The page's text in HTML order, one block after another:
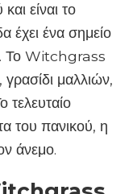
είναι το
έχει ένα σημείο
Το Witchgrass
γρασίδι μαλλιών,
τελευταίο
του πανικού, η
άνεμο.